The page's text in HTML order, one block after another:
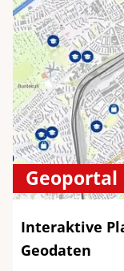
Geoportal
Interaktive
Geodaten